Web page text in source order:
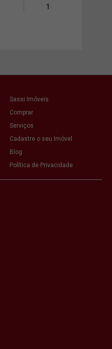
1
Sassi Imóveis
Comprar
Serviços
Cadastre o seu Imóvel
Blog
Política de Privacidade